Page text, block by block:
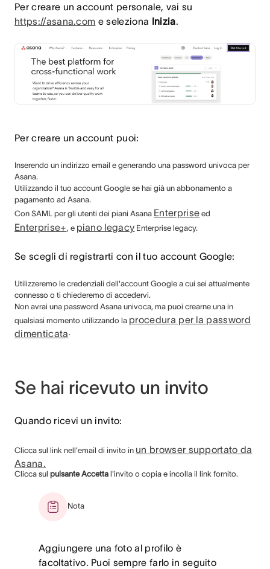
Per creare un account personale, vai su
https://asana.com e seleziona Inizia.
Per creare un account puoi:
Inserendo un indirizzo email e generando una password univoca per
Asana.
Utilizzando il tuo account Google se hai già un abbonamento a
pagamento ad Asana.
Con SAML per gli utenti dei piani Asana Enterprise ed
Enterprise+, e piano legacy Enterprise legacy.
Se scegli di registrarti con il tuo account Google:
Utilizzeremo le credenziali dell'account Google a cui sei attualmente
connesso o ti chiederemo di accedervi.
Non avrai una password Asana univoca, ma puoi crearne una in
qualsiasi momento utilizzando la procedura per la password
dimenticata.
Se hai ricevuto un invito
Quando ricevi un invito:
Clicca sul link nell'email di invito in un browser supportato da
Asana.
Clicca sul pulsante Accetta l'invito o copia e incolla il link fornito.
Nota
Aggiungere una foto al profilo è
facoltativo. Puoi sempre farlo in seguito